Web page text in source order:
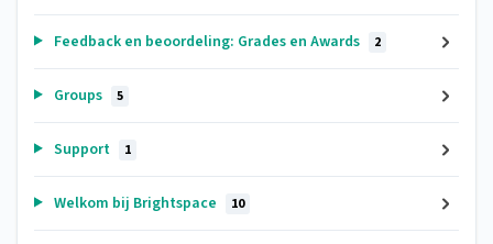
Feedback en beoordeling: Grades en Awards 2
Groups 5
Support 1
Welkom bij Brightspace 10